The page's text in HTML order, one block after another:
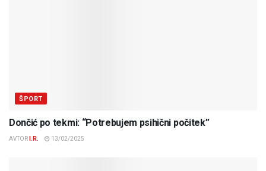
ŠPORT
Dončić po tekmi: “Potrebujem psihični počitek”
AVTOR I.R. 13/02/2025